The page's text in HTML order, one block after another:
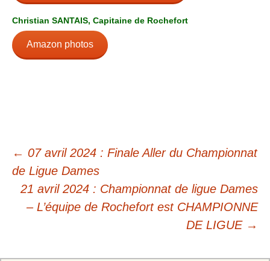
Christian SANTAIS, Capitaine de Rochefort
Amazon photos
← 07 avril 2024 : Finale Aller du Championnat
de Ligue Dames
21 avril 2024 : Championnat de ligue Dames
– L’équipe de Rochefort est CHAMPIONNE
DE LIGUE →